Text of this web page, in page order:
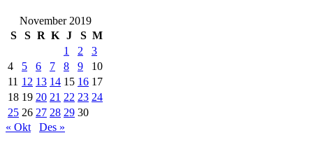
November 2019
S
S R K J S M
1
2
3
4
5 6 7 8 9
10
11 12 13 14 15 16 17
18 19 20 21 22 23 24
25 26 27 28 29 30
« Okt
Des »